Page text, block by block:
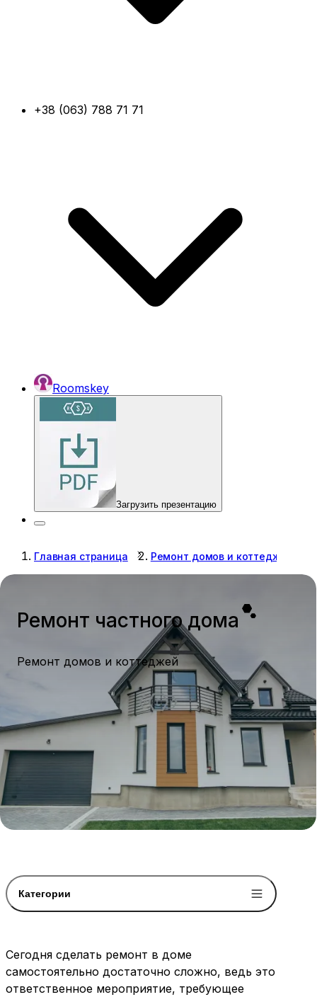
+38 (063) 788 71 71
Roomskey
Загрузить презентацию
Главная страница Ремонт домов и коттеджей
Ремонт частного дома
Ремонт домов и коттеджей
Категории
Сегодня сделать ремонт в доме
самостоятельно достаточно сложно, ведь это
ответственное мероприятие, требующее